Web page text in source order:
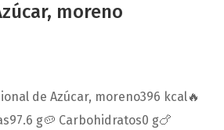
moreno
de Azúcar, moreno396 kcal🔥
g🥔 Carbohidratos0 g🍗